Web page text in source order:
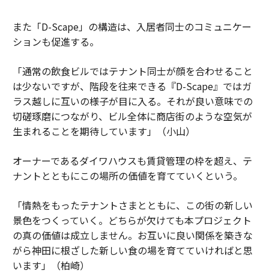
また「D-Scape」の構造は、入居者同士のコミュニケー
ションも促進する。
「通常の飲食ビルではテナント同士が顔を合わせること
は少ないですが、階段を往来できる『D-Scape』ではガ
ラス越しに互いの様子が目に入る。それが良い意味での
切磋琢磨につながり、ビル全体に商店街のような空気が
生まれることを期待しています」（小山）
オーナーであるダイワハウスも賃貸管理の枠を超え、テ
ナントとともにこの場所の価値を育てていくという。
「情熱をもったテナントさまとともに、この街の新しい
景色をつくっていく。どちらが欠けても本プロジェクト
の真の価値は成立しません。お互いに良い関係を築きな
がら神田に根ざした新しい食の場を育てていければと思
います」（柏崎）